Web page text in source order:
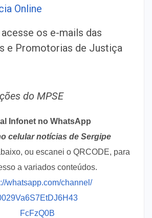
Online
acesse os e-mails das
e Promotorias de Justiça
do MPSE
Infonet no WhatsApp
celular notícias de Sergipe
ou escanei o QRCODE, para
a variados conteúdos.
whatsapp.com/channel/
FcFzQ0B